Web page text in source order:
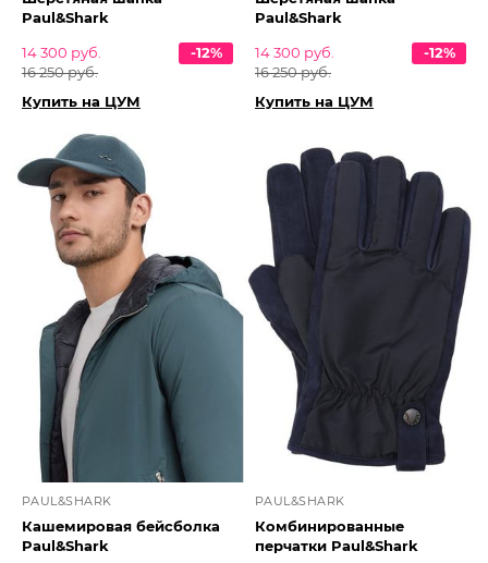
Paul&Shark
14 300 руб.
16 250 руб.
-12%
Купить на ЦУМ
Paul&Shark
14 300 руб.
16 250 руб.
-12%
Купить на ЦУМ
PAUL&SHARK
Кашемировая бейсболка
Paul&Shark
PAUL&SHARK
Комбинированные
перчатки Paul&Shark